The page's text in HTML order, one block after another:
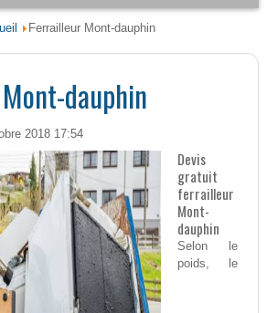
Ferrailleur Mont-dauphin
dauphin
2018 17:54
Devis
gratuit
ferrailleur
Mont-
dauphin
Selon le
poids, le